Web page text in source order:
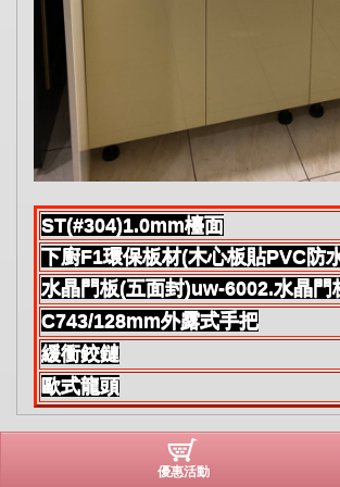
ST(#304)1.0mm檯面
下廚F1環保板材(木心板貼PVC防
水晶門板(五面封)uw-6002.水晶
C743/128mm外露式手把
緩衝鉸鏈
歐式龍頭
優惠活動